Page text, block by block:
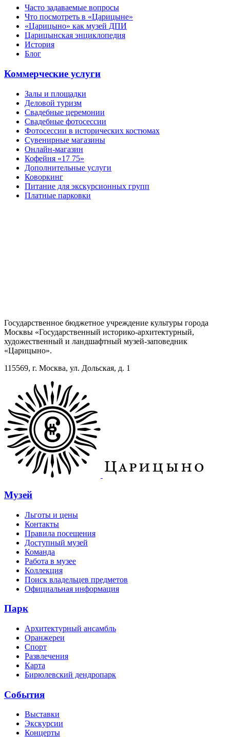
Часто задаваемые вопросы
Что посмотреть в «Царицыне»
«Царицыно» как музей ДПИ
Царицынская энциклопедия
История
Блог
Коммерческие услуги
Залы и площадки
Деловой туризм
Свадебные церемонии
Свадебные фотосессии
Фотосессии в исторических костюмах
Сувенирные магазины
Онлайн-магазин
Кофейня «17 75»
Дополнительные услуги
Коворкинг
Питание для экскурсионных групп
Платные парковки
Государственное бюджетное учреждение культуры города
Москвы «Государственный историко-архитектурный,
художественный и ландшафтный музей-заповедник
«Царицыно».
115569, г. Москва, ул. Дольская, д. 1
Музей
Льготы и цены
Контакты
Правила посещения
Доступный музей
Команда
Работа в музее
Коллекция
Поиск владельцев предметов
Официальная информация
Парк
Архитектурный ансамбль
Оранжереи
Спорт
Развлечения
Карта
Бирюлевский дендропарк
События
Выставки
Экскурсии
Концерты